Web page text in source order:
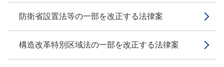
防衛省設置法等の一部を改正する法律案
構造改革特別区域法の一部を改正する法律案